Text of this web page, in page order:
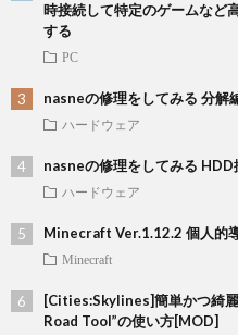
時接続して特定のゲームなど
する
PC
nasneの修理をしてみる 分解
ハードウェア
nasneの修理をしてみる HDD
ハードウェア
Minecraft Ver.1.12.2 個人的
Minecraft
[Cities:Skylines]簡単かつ綺
Road Tool”の使い方[MOD]